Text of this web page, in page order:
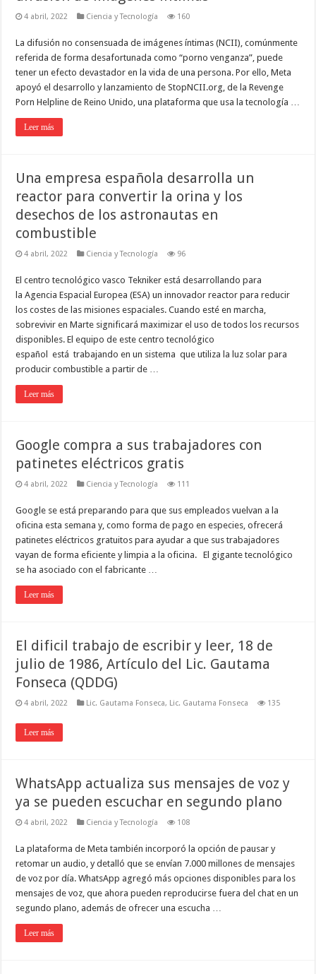
4 abril, 2022 Ciencia y Tecnología 160
La difusión no consensuada de imágenes íntimas (NCII), comúnmente
referida de forma desafortunada como “porno venganza”, puede
tener un efecto devastador en la vida de una persona. Por ello, Meta
apoyó el desarrollo y lanzamiento de StopNCII.org, de la Revenge
Porn Helpline de Reino Unido, una plataforma que usa la tecnología …
Leer más
Una empresa española desarrolla un
reactor para convertir la orina y los
desechos de los astronautas en
combustible
4 abril, 2022 Ciencia y Tecnología 96
El centro tecnológico vasco Tekniker está desarrollando para
la Agencia Espacial Europea (ESA) un innovador reactor para reducir
los costes de las misiones espaciales. Cuando esté en marcha,
sobrevivir en Marte significará maximizar el uso de todos los recursos
disponibles. El equipo de este centro tecnológico
español está trabajando en un sistema que utiliza la luz solar para
producir combustible a partir de …
Leer más
Google compra a sus trabajadores con
patinetes eléctricos gratis
4 abril, 2022 Ciencia y Tecnología 111
Google se está preparando para que sus empleados vuelvan a la
oficina esta semana y, como forma de pago en especies, ofrecerá
patinetes eléctricos gratuitos para ayudar a que sus trabajadores
vayan de forma eficiente y limpia a la oficina. El gigante tecnológico
se ha asociado con el fabricante …
Leer más
El dificil trabajo de escribir y leer, 18 de
julio de 1986, Artículo del Lic. Gautama
Fonseca (QDDG)
4 abril, 2022 Lic. Gautama Fonseca, Lic. Gautama Fonseca 135
Leer más
WhatsApp actualiza sus mensajes de voz y
ya se pueden escuchar en segundo plano
4 abril, 2022 Ciencia y Tecnología 108
La plataforma de Meta también incorporó la opción de pausar y
retomar un audio, y detalló que se envían 7.000 millones de mensajes
de voz por día. WhatsApp agregó más opciones disponibles para los
mensajes de voz, que ahora pueden reproducirse fuera del chat en un
segundo plano, además de ofrecer una escucha …
Leer más